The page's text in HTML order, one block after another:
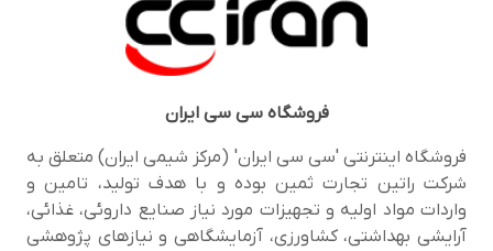
فروشگاهسی سی ایران
فروشگاه اینترنتی 'سی سی ایران' (مرکز شیمی ایران) متعلق به
شرکت راتین تجارت ثمین بوده و با هدف تولید، تامین و
واردات مواد اولیه و تجهیزات مورد نیاز صنایع داروئی، غذائی،
آرایشی بهداشتی، کشاورزی، آزمایشگاهی و نیازهای پژوهشی